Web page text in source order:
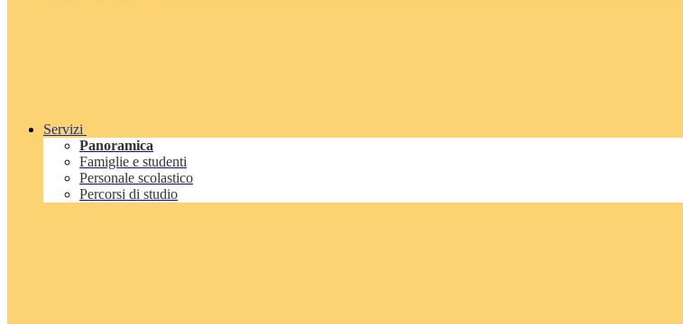
Servizi
Panoramica
Famiglie e studenti
Personale scolastico
Percorsi di studio